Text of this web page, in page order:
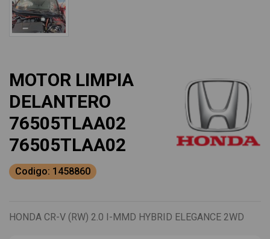
MOTOR LIMPIA
DELANTERO
76505TLAA02
76505TLAA02
Codigo: 1458860
HONDA CR-V (RW) 2.0 I-MMD HYBRID ELEGANCE 2WD